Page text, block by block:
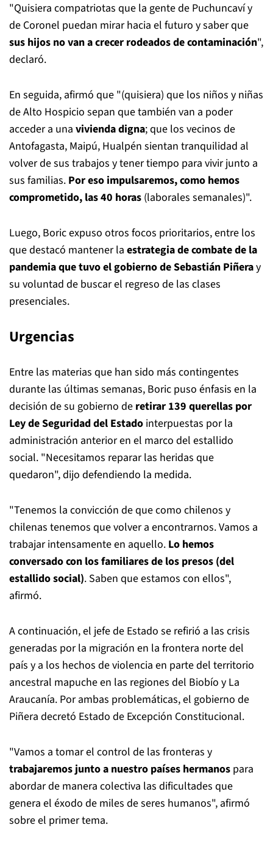
"Quisiera compatriotas que la gente de Puchuncaví y
de Coronel puedan mirar hacia el futuro y saber que
sus hijos no van a crecer rodeados de contaminación",
declaró.
En seguida, afirmó que "(quisiera) que los niños y niñas
de Alto Hospicio sepan que también van a poder
acceder a una vivienda digna; que los vecinos de
Antofagasta, Maipú, Hualpén sientan tranquilidad al
volver de sus trabajos y tener tiempo para vivir junto a
sus familias. Por eso impulsaremos, como hemos
comprometido, las 40 horas (laborales semanales)".
Luego, Boric expuso otros focos prioritarios, entre los
que destacó mantener la estrategia de combate de la
pandemia que tuvo el gobierno de Sebastián Piñeray
su voluntad de buscar el regreso de las clases
presenciales.
Urgencias
Entre las materias que han sido más contingentes
durante las últimas semanas, Boric puso énfasis en la
decisión de su gobierno de retirar 139 querellas por
Ley de Seguridad del Estado interpuestas por la
administración anterior en el marco del estallido
social. "Necesitamos reparar las heridas que
quedaron", dijo defendiendo la medida.
"Tenemos la convicción de que como chilenos y
chilenas tenemos que volver a encontrarnos. Vamos a
trabajar intensamente en aquello. Lo hemos
conversado con los familiares de los presos (del
estallido social). Saben que estamos con ellos",
afirmó.
A continuación, el jefe de Estado se refirió a las crisis
generadas por la migración en la frontera norte del
país y a los hechos de violencia en parte del territorio
ancestral mapuche en las regiones del Biobío y La
Araucanía. Por ambas problemáticas, el gobierno de
Piñera decretó Estado de Excepción Constitucional.
"Vamos a tomar el control de las fronteras y
trabajaremos junto a nuestro países hermanos para
abordar de manera colectiva las dificultades que
genera el éxodo de miles de seres humanos", afirmó
sobre el primer tema.